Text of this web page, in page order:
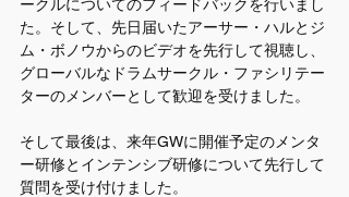
ークルについてのフィードバックを行いまし
た。そして、先日届いたアーサー・ハルとジ
ム・ボノウからのビデオを先行して視聴し、
グローバルなドラムサークル・ファシリテー
ターのメンバーとして歓迎を受けました。
そして最後は、来年GWに開催予定のメンタ
ー研修とインテンシブ研修について先行して
質問を受け付けました。